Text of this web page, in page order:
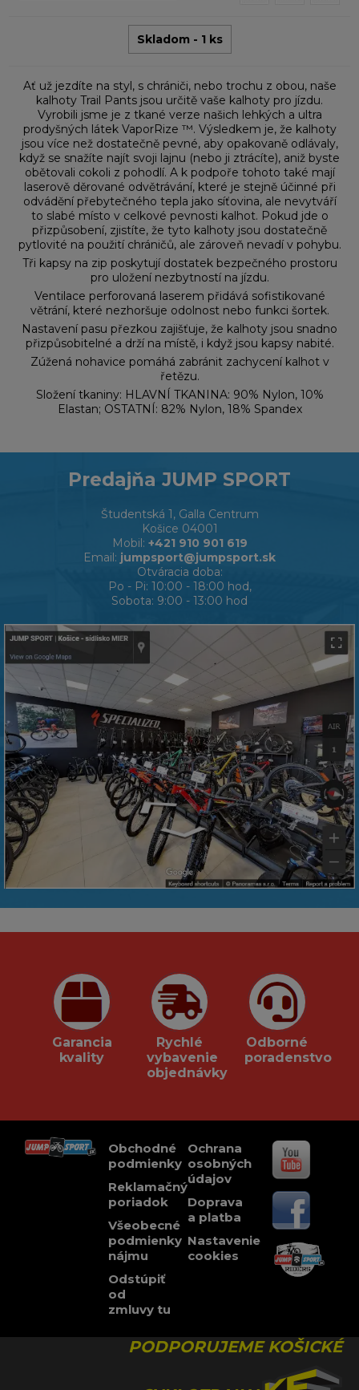
Skladom - 1 ks
Ať už jezdíte na styl, s chrániči, nebo trochu z obou, naše
kalhoty Trail Pants jsou určitě vaše kalhoty pro jízdu.
Vyrobili jsme je z tkané verze našich lehkých a ultra
prodyšných látek VaporRize ™. Výsledkem je, že kalhoty
jsou více než dostatečně pevné, aby opakovaně odlávaly,
když se snažíte najít svoji lajnu (nebo ji ztrácíte), aniž byste
obětovali cokoli z pohodlí. A k podpoře tohoto také mají
laserově děrované odvětrávání, které je stejně účinné při
odvádění přebytečného tepla jako síťovina, ale nevytváří
to slabé místo v celkové pevnosti kalhot. Pokud jde o
přizpůsobení, zjistíte, že tyto kalhoty jsou dostatečně
pytlovité na použití chráničů, ale zároveň nevadí v pohybu.
Tři kapsy na zip poskytují dostatek bezpečného prostoru
pro uložení nezbytností na jízdu.
Ventilace perforovaná laserem přidává sofistikované
větrání, které nezhoršuje odolnost nebo funkci šortek.
Nastavení pasu přezkou zajišťuje, že kalhoty jsou snadno
přizpůsobitelné a drží na místě, i když jsou kapsy nabité.
Zúžená nohavice pomáhá zabránit zachycení kalhot v
řetězu.
Složení tkaniny: HLAVNÍ TKANINA: 90% Nylon, 10%
Elastan; OSTATNÍ: 82% Nylon, 18% Spandex
Predajňa JUMP SPORT
Študentská 1, Galla Centrum
Košice 04001
Mobil: +421 910 901 619
Email: jumpsport@jumpsport.sk
Otváracia doba:
Po - Pi: 10:00 - 18:00 hod,
Sobota: 9:00 - 13:00 hod
Garancia
kvality
Rychlé
vybavenie
objednávky
Odborné
poradenstvo
Obchodné
podmienky
Reklamačný
poriadok
Všeobecné
podmienky
nájmu
Odstúpiť
od
zmluvy tu
Ochrana
osobných
údajov
Doprava
a platba
Nastavenie
cookies
PODPORUJEME KOŠICKÉ